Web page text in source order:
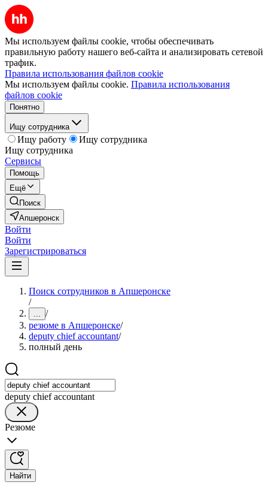
Мы используем файлы cookie, чтобы обеспечивать
правильную работу нашего веб-сайта и анализировать сетевой
трафик.
Правила использования файлов cookie
Мы используем файлы cookie. Правила использования
файлов cookie
Понятно
Ищу сотрудника
Ищу работу
Ищу сотрудника
Ищу сотрудника
Сервисы
Помощь
Ещё
Поиск
Апшеронск
Войти
Войти
Зарегистрироваться
Поиск сотрудников в Апшеронске
/
... /
резюме в Апшеронске/
deputy chief accountant/
полный день
deputy chief accountant
Резюме
Найти